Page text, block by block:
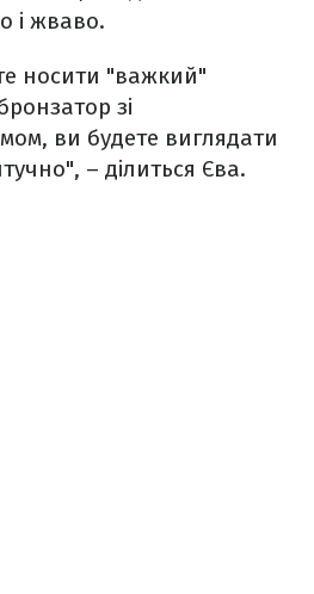
і жваво.
носити "важкий"
зі
ви будете виглядати
– ділиться Єва.